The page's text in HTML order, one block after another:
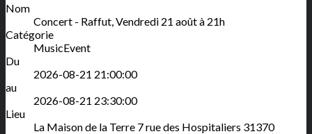
Nom
Concert - Raffut, Vendredi 21 août à 21h
Catégorie
MusicEvent
Du
2026-08-21 21:00:00
au
2026-08-21 23:30:00
Lieu
La Maison de la Terre 7 rue des Hospitaliers 31370